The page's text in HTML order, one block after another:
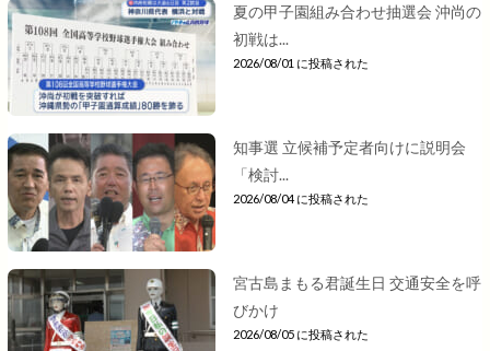
夏の甲子園組み合わせ抽選会 沖尚の
初戦は...
2026/08/01 に投稿された
知事選 立候補予定者向けに説明会
「検討...
2026/08/04 に投稿された
宮古島まもる君誕生日 交通安全を呼
びかけ
2026/08/05 に投稿された